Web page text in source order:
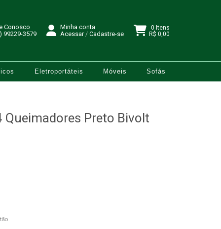
Conosco
99229-3579
Minha conta
Acessar/ Cadastre-se
0 Itens
R$ 0,00
Eletroportáteis Móveis Sofás
Queimadores Preto Bivolt